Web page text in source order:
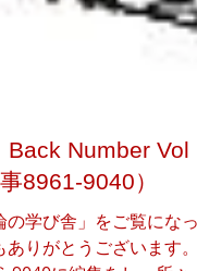
Number Vol
8961-9040）
学び舎」をご覧になっ